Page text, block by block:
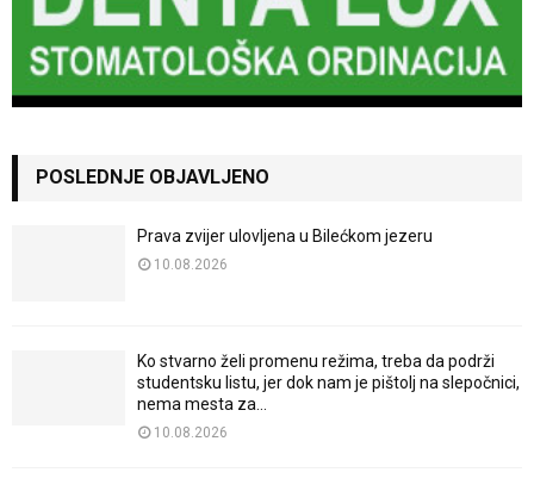
POSLEDNJE OBJAVLJENO
Prava zvijer ulovljena u Bilećkom jezeru
10.08.2026
Ko stvarno želi promenu režima, treba da podrži
studentsku listu, jer dok nam je pištolj na slepočnici,
nema mesta za...
10.08.2026